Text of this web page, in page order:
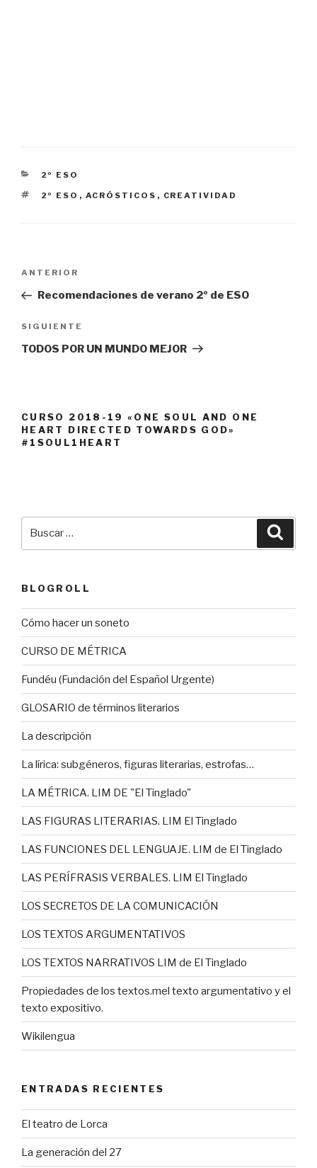
CATEGORÍAS
2º ESO
ETIQUETAS
2º ESO , ACRÓSTICOS , CREATIVIDAD
entradas
Entrada
anterior:
ANTERIOR
Recomendaciones de verano 2º de ESO
Siguiente
entrada
SIGUIENTE
TODOS POR UN MUNDO MEJOR
CURSO 2018-19 «ONE SOUL AND ONE
HEART DIRECTED TOWARDS GOD»
#1SOUL1HEART
BLOGROLL
Cómo hacer un soneto
CURSO DE MÉTRICA
Fundéu (Fundación del Español Urgente)
GLOSARIO de términos literarios
La descripción
La lírica: subgéneros, figuras literarias, estrofas…
LA MÉTRICA. LIM DE "El Tinglado"
LAS FIGURAS LITERARIAS. LIM El Tinglado
LAS FUNCIONES DEL LENGUAJE. LIM de El Tinglado
LAS PERÍFRASIS VERBALES. LIM El Tinglado
LOS SECRETOS DE LA COMUNICACIÓN
LOS TEXTOS ARGUMENTATIVOS
LOS TEXTOS NARRATIVOS LIM de El Tinglado
Propiedades de los textos.mel texto argumentativo y el
texto expositivo.
Wikilengua
ENTRADAS RECIENTES
El teatro de Lorca
La generación del 27